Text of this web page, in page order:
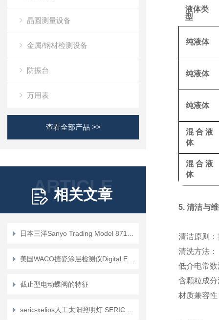
晶圆测量设备
金属/钢材检测设备
防振台
万用表
查看全部产品 >>
ARTICLE
相关文章
截止型电动蝶阀的特征
液体类
型
纯液体
纯液体
纯液体
混合液
体
混合液
体
5. 清洁与
清洁原则
清洗方法：
低介电常
含颗粒成分
材质兼容性